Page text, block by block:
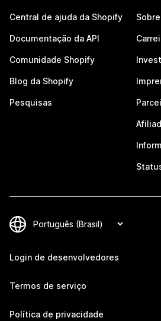
Central de ajuda da Shopify
Documentação da API
Comunidade Shopify
Blog da Shopify
Pesquisas
Sobre
Login de desenvolvedores
Termos de serviço
Política de privacidade